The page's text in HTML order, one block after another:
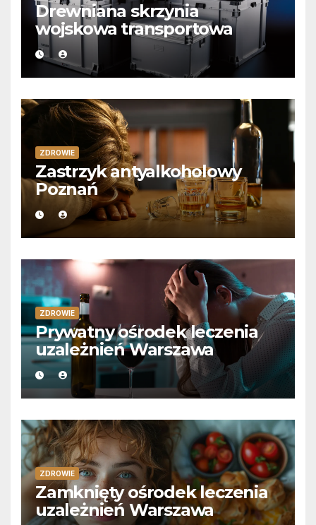
Drewniana skrzynia
wojskowa transportowa
ZDROWIE
Zastrzyk antyalkoholowy
Poznań
ZDROWIE
Prywatny ośrodek leczenia
uzależnień Warszawa
ZDROWIE
Zamknięty ośrodek leczenia
uzależnień Warszawa